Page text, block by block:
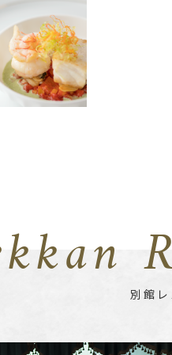
別館